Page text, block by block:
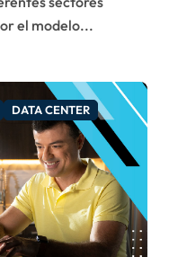
el modelo...
DATA CENTER